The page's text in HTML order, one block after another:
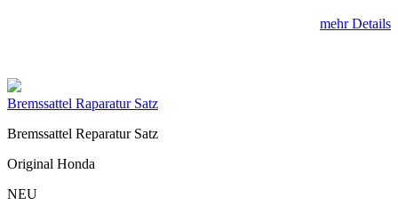
mehr Details
Bremssattel Raparatur Satz
Bremssattel Reparatur Satz
Original Honda
NEU